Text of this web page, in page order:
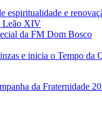
espiritualidade e
Leão XIV
da FM Dom Bosco
e inicia o Tempo da
da Fraternidade